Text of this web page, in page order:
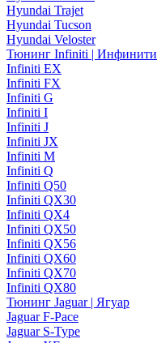
Hyundai Trajet
Hyundai Tucson
Hyundai Veloster
Тюнинг Infiniti | Инфинити
Infiniti EX
Infiniti FX
Infiniti G
Infiniti I
Infiniti J
Infiniti JX
Infiniti M
Infiniti Q
Infiniti Q50
Infiniti QX30
Infiniti QX4
Infiniti QX50
Infiniti QX56
Infiniti QX60
Infiniti QX70
Infiniti QX80
Тюнинг Jaguar | Ягуар
Jaguar F-Pace
Jaguar S-Type